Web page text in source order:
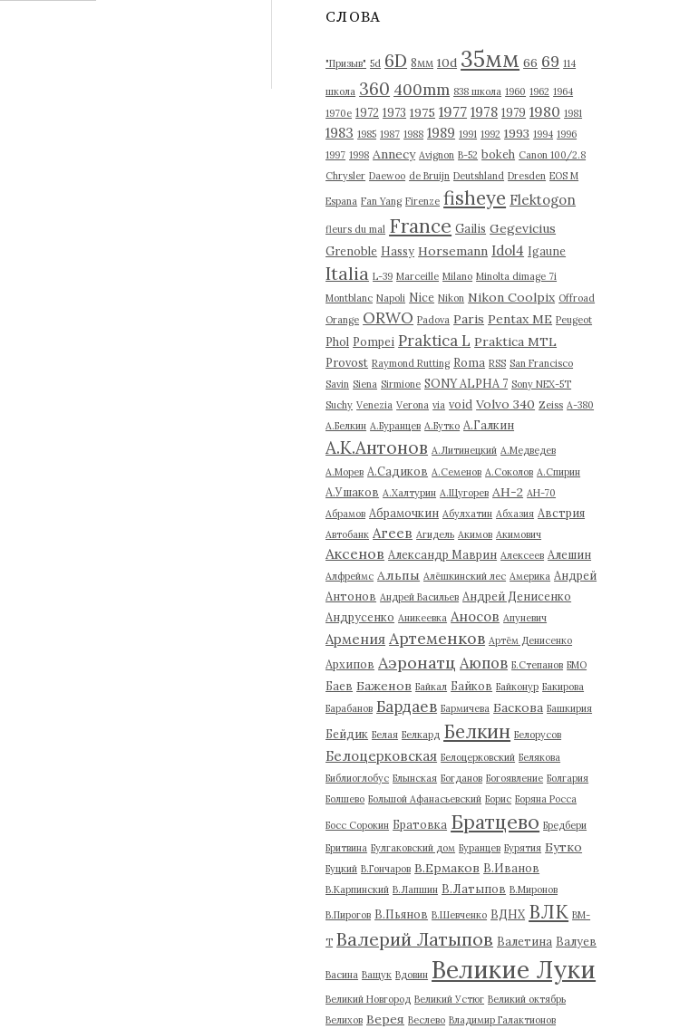
в
СЛОВА
"Призыв" 5d 6D 8мм 10d 35мм 66 69 114
школа 360 400mm 838 школа 1960 1962 1964
1970е 1972 1973 1975 1977 1978 1979 1980 1981
1983 1985 1987 1988 1989 1991 1992 1993 1994 1996
1997 1998 Annecy Avignon B-52 bokeh Canon 100/2.8
Chrysler Daewoo de Bruijn Deutshland Dresden EOS M
Espana Fan Yang Firenze fisheye Flektogon
fleurs du mal France Gailis Gegevicius
Grenoble Hassy Horsemann Idol4 Igaune
Italia L-39 Marceille Milano Minolta dimage 7i
Montblanc Napoli Nice Nikon Nikon Coolpix Offroad
Orange ORWO Padova Paris Pentax ME Peugeot
Phol Pompei Praktica L Praktica MTL
Provost Raymond Rutting Roma RSS San Francisco
Savin Siena Sirmione SONY ALPHA 7 Sony NEX-5T
Suchy Venezia Verona via void Volvo 340 Zeiss А-380
А.Белкин А.Буранцев А.Бутко А.Галкин
А.К.Антонов А.Литинецкий А.Медведев
А.Морев А.Садиков А.Семенов А.Соколов А.Спирин
А.Ушаков А.Халтурин А.Щугорев АН-2 АН-70
Абрамов Абрамочкин Абулхатин Абхазия Австрия
Автобанк Агеев Агидель Акимов Акимович
Аксенов Александр Маврин Алексеев Алешин
Алфреймс Альпы Алёшкинский лес Америка Андрей
Антонов Андрей Васильев Андрей Денисенко
Андрусенко Аникеевка Аносов Апуневич
Армения Артеменков Артём Денисенко
Архипов Аэронатц Аюпов Б.Степанов БМО
Баев Баженов Байкал Байков Байконур Бакирова
Барабанов Бардаев Бармичева Баскова Башкирия
Бейдик Белая Белкард Белкин Белорусов
Белоцерковская Белоцерковский Белякова
Библиоглобус Блынская Богданов Богоявление Болгария
Болшево Большой Афанасьевский Борис Боряна Росса
Босс Сорокин Братовка Братцево Бредбери
Бритвина Булгаковский дом Буранцев Бурятия Бутко
Буцкий В.Гончаров В.Ермаков В.Иванов
В.Карпинский В.Лапшин В.Латыпов В.Миронов
В.Пирогов В.Пьянов В.Шевченко ВДНХ ВЛК ВМ-
Т Валерий Латыпов Валетина Валуев
Васина Ващук Вдовин Великие Луки
Великий Новгород Великий Устюг Великий октябрь
Велихов Верея Веслево Владимир Галактионов